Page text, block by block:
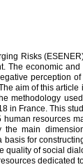
Risks
The economic
perception
aim of this
methodology
in France. This
resources
main
for
of social
dedicated